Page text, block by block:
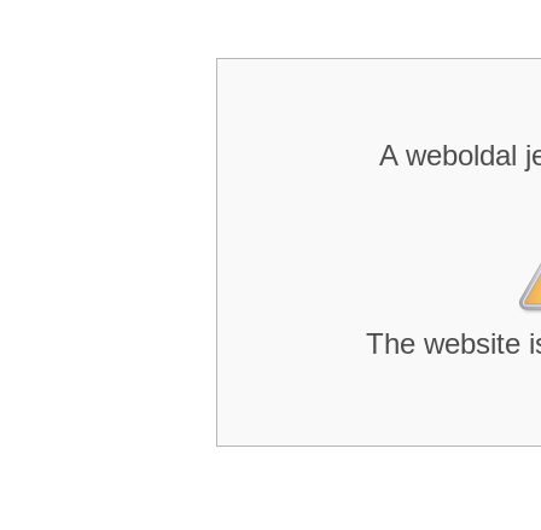
A weboldal
The website